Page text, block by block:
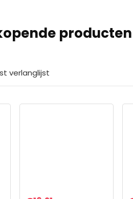
producten
verlanglijst